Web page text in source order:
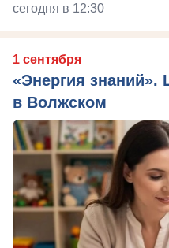
сегодня в 12:30
1 сентября
«Энергия знаний».
в Волжском